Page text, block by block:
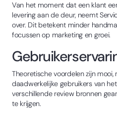
Van het moment dat een klant
levering aan de deur, neemt
over. Dit betekent minder
focussen op marketing en groei.
Theoretische voordelen zijn mooi,
daadwerkelijke gebruikers van
verschillende review bronnen
te krijgen.